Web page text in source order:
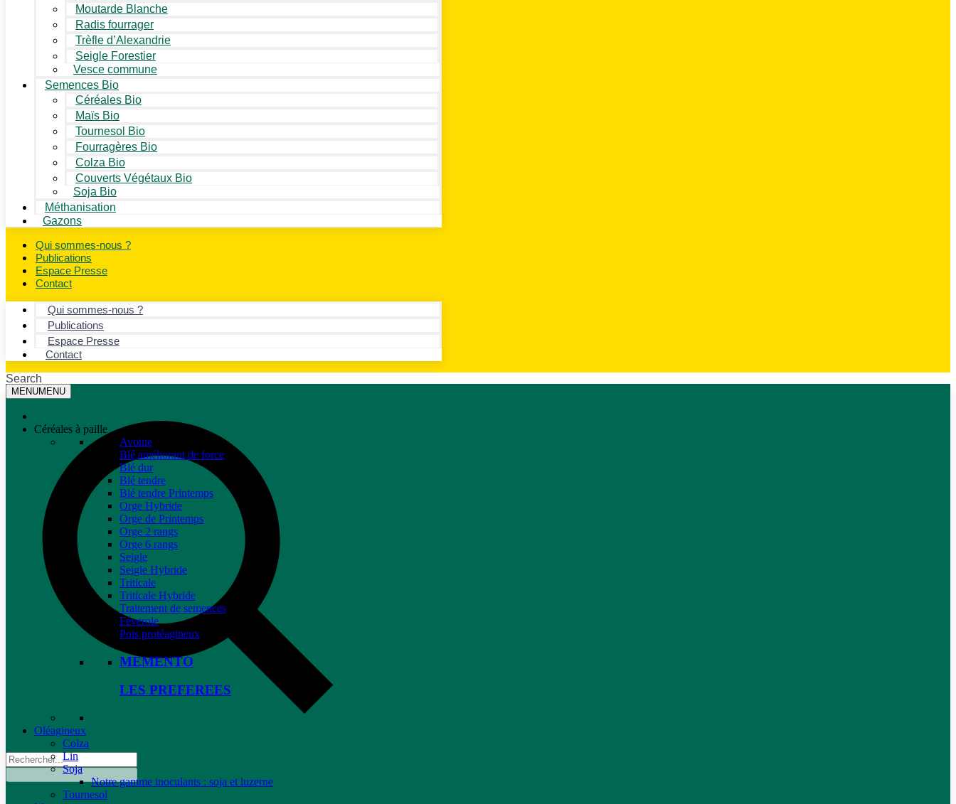
Moutarde Blanche
Radis fourrager
Trèfle d’Alexandrie
Seigle Forestier
Vesce commune
Semences Bio
Céréales Bio
Maïs Bio
Tournesol Bio
Fourragères Bio
Colza Bio
Couverts Végétaux Bio
Soja Bio
Méthanisation
Gazons
Qui sommes-nous ?
Publications
Espace Presse
Contact
Qui sommes-nous ?
Publications
Espace Presse
Contact
Search
MENUMENU
Céréales à paille
Avoine
Blé améliorant de force
Blé dur
Blé tendre
Blé tendre Printemps
Orge Hybride
Orge de Printemps
Orge 2 rangs
Orge 6 rangs
Seigle
Seigle Hybride
Triticale
Triticale Hybride
Traitement de semences
Féverole
Pois protéagineux
MEMENTO
LES PREFEREES
Oléagineux
Colza
Lin
Soja
Notre gamme inoculants : soja et luzerne
Tournesol